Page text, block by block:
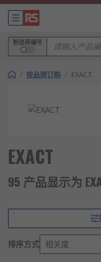
制造商编号
/ 按品牌订购 / EXACT
EXACT
95 产品显示为
排序方式 相关度